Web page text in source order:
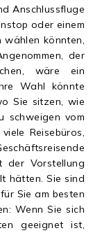
Anschlussfluge
oder einem
könnten,
der
wäre ein
Wahl könnte
Sie sitzen, wie
schweigen vom
Reisebüros,
der Vorstellung
hätten. Sie sind
Sie am besten
Wenn Sie sich
geeignet ist,